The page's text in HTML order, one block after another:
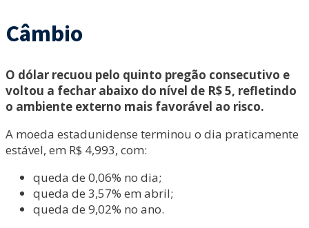
Câmbio
O dólar recuou pelo quinto pregão consecutivo e
voltou a fechar abaixo do nível de R$ 5, refletindo
o ambiente externo mais favorável ao risco.
A moeda estadunidense terminou o dia praticamente
estável, em R$ 4,993, com:
queda de 0,06% no dia;
queda de 3,57% em abril;
queda de 9,02% no ano.